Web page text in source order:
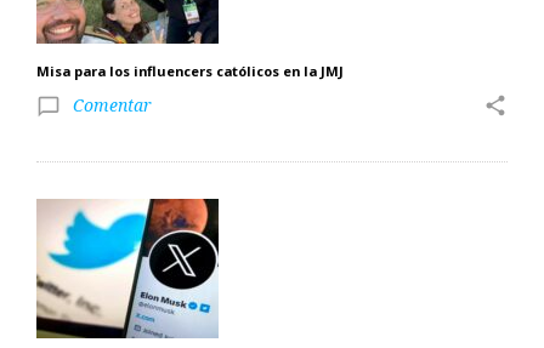
Misa para los influencers católicos en la JMJ
chat_bubble_outline Comentar share